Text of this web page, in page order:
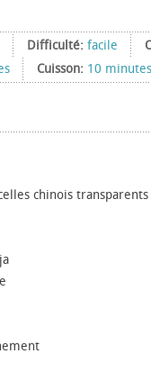
Difficulté: facile
Cuisson: 10 minutes
chinois transparents